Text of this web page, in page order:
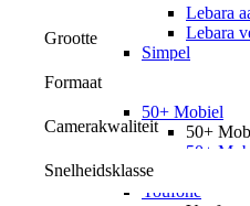
Lebara
Lebara
Simpel
50+ Mobiel
50+
50+
Youfone
Grootte
Formaat
Camerakwaliteit
Snelheidsklasse